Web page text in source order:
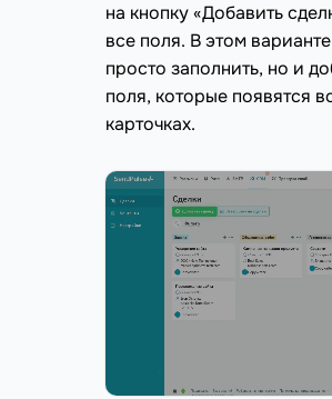
на кнопку «Добавить
все поля. В этом
просто заполнить, но и
поля, которые появятся
карточках.